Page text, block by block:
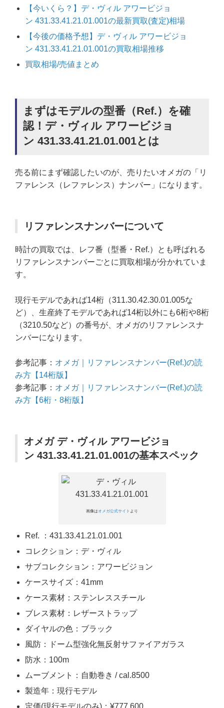
【今いくら？】デ・ヴィル アワービジョ
ン 431.33.41.21.01.001の最新買取(査定)相場
【今後の価格予想】デ・ヴィル アワービジョ
ン 431.33.41.21.01.001の買取相場推移
買取相場/売値まとめ
まずはモデルの型番（Ref.）を確
認！デ・ヴィル アワービジョ
ン 431.33.41.21.01.001とは
売る前にまず確認したいのが、売りたいオメガの「リ
ファレンス（レファレンス）ナンバー」になります。
リファレンスナンバーについて
時計の買取では、レフ番（型番・Ref.）とも呼ばれる
リファレンスナンバーごとに買取相場が分かれていま
す。
現行モデルであれば14桁（311.30.42.30.01.005な
ど）、生産終了モデルであれば14桁以外にも6桁や8桁
（3210.50など）の番号が、オメガのリファレンスナ
ンバーになります。
参考記事： オメガ｜リファレンスナンバー(Ref.)の読
み方【14桁版】
参考記事： オメガ｜リファレンスナンバー(Ref.)の読
み方【6桁・8桁版】
オメガ デ・ヴィル アワービジョ
ン 431.33.41.21.01.001の基本スペック
画像はオメガ公式サイト より
Ref. ：431.33.41.21.01.001
コレクション：デ・ヴィル
サブコレクション：アワービジョン
ケースサイズ：41mm
ケース素材：ステンレススチール
ブレス素材：レザーストラップ
ダイヤルの色：ブラック
風防：ドーム型強化無反射サファイアガラス
防水：100m
ムーブメント：自動巻き / cal.8500
製造年：現行モデル